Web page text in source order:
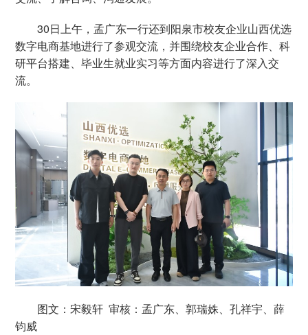
30日上午，孟广东一行还到阳泉市校友企业山西优选
数字电商基地进行了参观交流，并围绕校友企业合作、科
研平台搭建、毕业生就业实习等方面内容进行了深入交
流。
图文：宋毅轩 审核：孟广东、郭瑞姝、孔祥宇、薛
钧威